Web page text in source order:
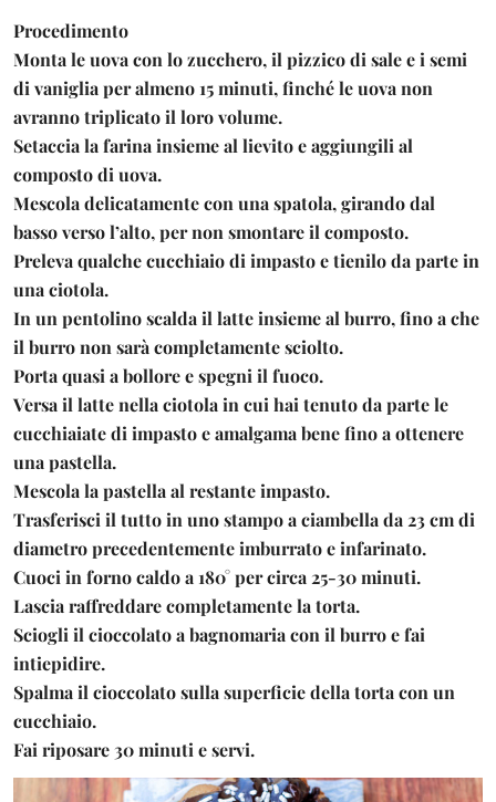
Procedimento
Monta le uova con lo zucchero, il pizzico di sale e i semi
di vaniglia per almeno 15 minuti, finché le uova non
avranno triplicato il loro volume.
Setaccia la farina insieme al lievito e aggiungili al
composto di uova.
Mescola delicatamente con una spatola, girando dal
basso verso l’alto, per non smontare il composto.
Preleva qualche cucchiaio di impasto e tienilo da parte in
una ciotola.
In un pentolino scalda il latte insieme al burro, fino a che
il burro non sarà completamente sciolto.
Porta quasi a bollore e spegni il fuoco.
Versa il latte nella ciotola in cui hai tenuto da parte le
cucchiaiate di impasto e amalgama bene fino a ottenere
una pastella.
Mescola la pastella al restante impasto.
Trasferisci il tutto in uno stampo a ciambella da 23 cm di
diametro precedentemente imburrato e infarinato.
Cuoci in forno caldo a 180° per circa 25-30 minuti.
Lascia raffreddare completamente la torta.
Sciogli il cioccolato a bagnomaria con il burro e fai
intiepidire.
Spalma il cioccolato sulla superficie della torta con un
cucchiaio.
Fai riposare 30 minuti e servi.